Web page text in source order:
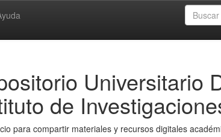
Universitario
de
para compartir materiales y recursos digitales